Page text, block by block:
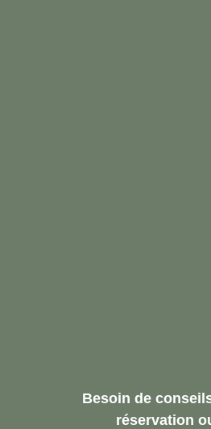
Besoin de
réservation